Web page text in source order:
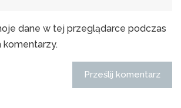
dane w tej przeglądarce podczas
komentarzy.